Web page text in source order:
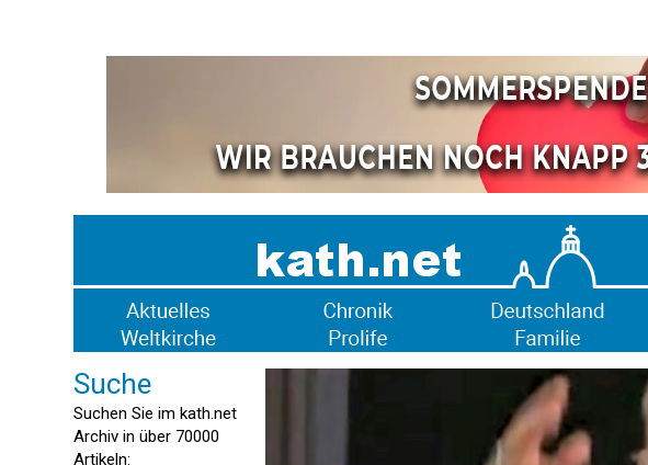
Suche
Suchen Sie im kath.net
Archiv in über 70000
Artikeln: